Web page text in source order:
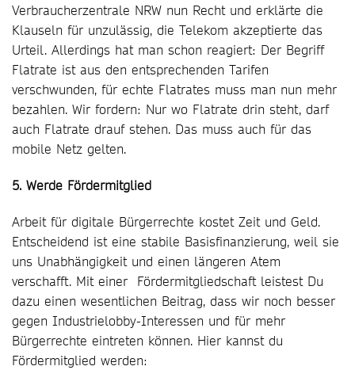
Verbraucherzentrale NRW nun Recht und erklärte die
Klauseln für unzulässig, die Telekom akzeptierte das
Urteil. Allerdings hat man schon reagiert: Der Begriff
Flatrate ist aus den entsprechenden Tarifen
verschwunden, für echte Flatrates muss man nun mehr
bezahlen. Wir fordern: Nur wo Flatrate drin steht, darf
auch Flatrate drauf stehen. Das muss auch für das
mobile Netz gelten.
5. Werde Fördermitglied
Arbeit für digitale Bürgerrechte kostet Zeit und Geld.
Entscheidend ist eine stabile Basisfinanzierung, weil sie
uns Unabhängigkeit und einen längeren Atem
verschafft. Mit einer Fördermitgliedschaft leistest Du
dazu einen wesentlichen Beitrag, dass wir noch besser
gegen Industrielobby-Interessen und für mehr
Bürgerrechte eintreten können. Hier kannst du
Fördermitglied werden: